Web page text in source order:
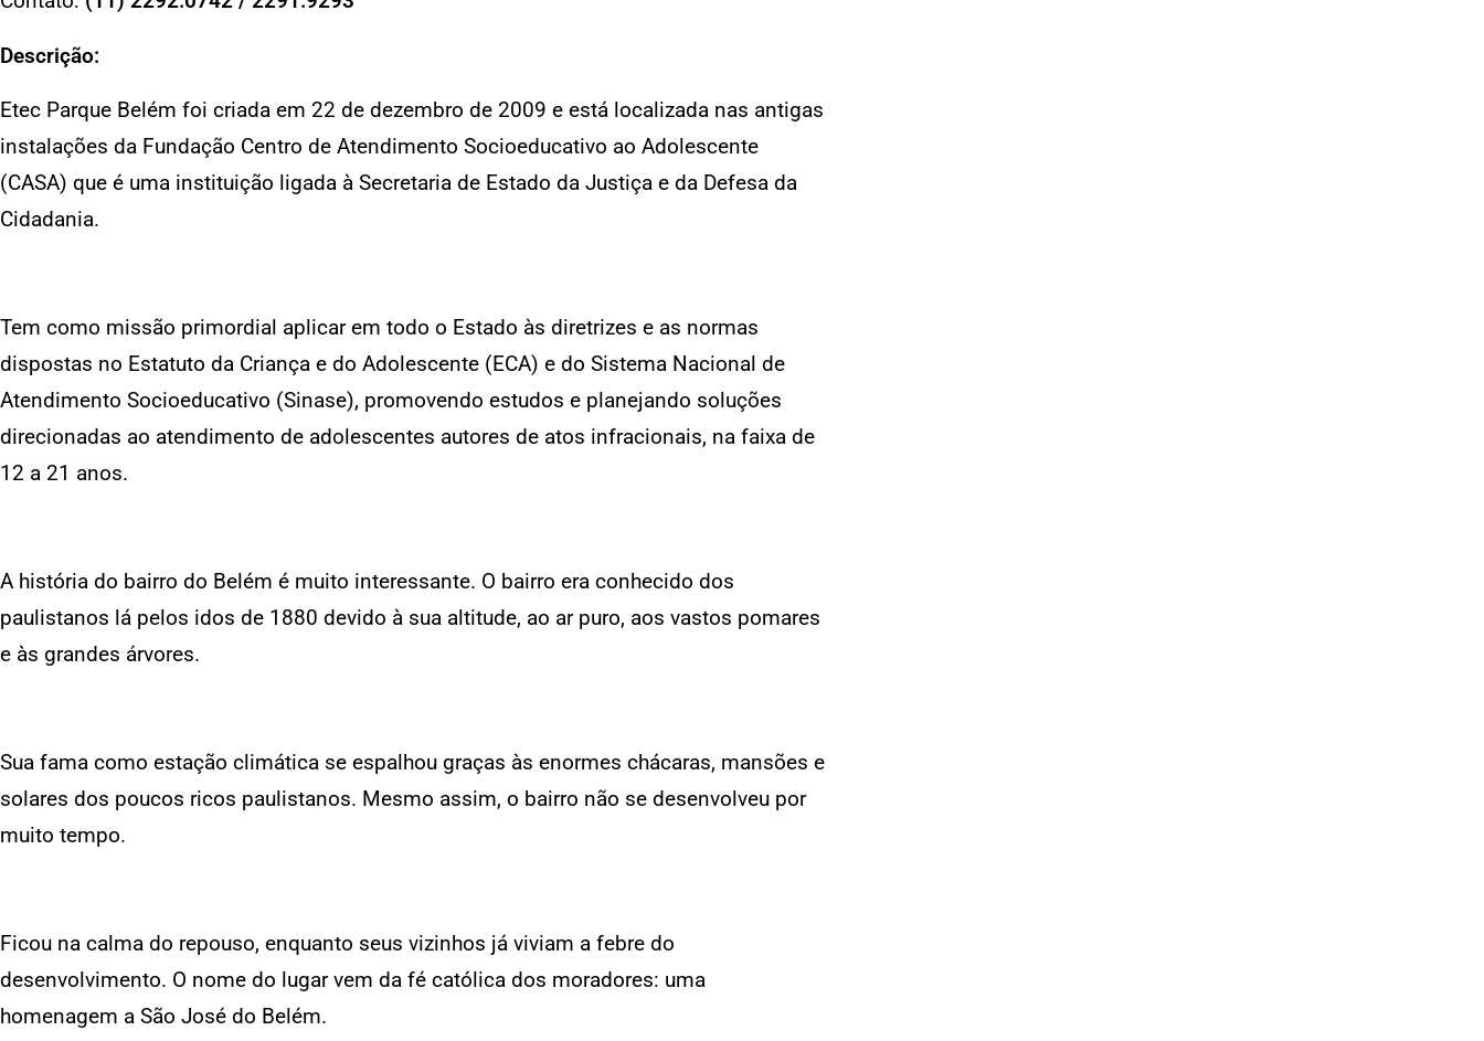
Descrição:
Etec Parque Belém foi criada em 22 de dezembro de 2009 e está localizada nas antigas
instalações da Fundação Centro de Atendimento Socioeducativo ao Adolescente
(CASA) que é uma instituição ligada à Secretaria de Estado da Justiça e da Defesa da
Cidadania.
Tem como missão primordial aplicar em todo o Estado às diretrizes e as normas
dispostas no Estatuto da Criança e do Adolescente (ECA) e do Sistema Nacional de
Atendimento Socioeducativo (Sinase), promovendo estudos e planejando soluções
direcionadas ao atendimento de adolescentes autores de atos infracionais, na faixa de
12 a 21 anos.
A história do bairro do Belém é muito interessante. O bairro era conhecido dos
paulistanos lá pelos idos de 1880 devido à sua altitude, ao ar puro, aos vastos pomares
e às grandes árvores.
Sua fama como estação climática se espalhou graças às enormes chácaras, mansões e
solares dos poucos ricos paulistanos. Mesmo assim, o bairro não se desenvolveu por
muito tempo.
Ficou na calma do repouso, enquanto seus vizinhos já viviam a febre do
desenvolvimento. O nome do lugar vem da fé católica dos moradores: uma
homenagem a São José do Belém.